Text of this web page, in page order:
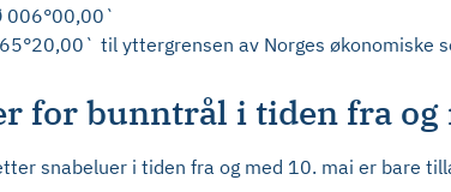
006°00,00`
til yttergrensen av Norges økonomiske
for bunntrål i tiden fra og
snabeluer i tiden fra og med 10. mai er bare